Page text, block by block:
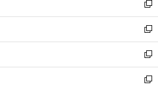
く
で
開
く
ド
ウ
で
開
く
ィ
ン
ド
ウ
で
開
く
い
ウ
ィ
ン
ド
ウ
で
新
し
い
ウ
ィ
ン
ド
新
し
い
ウ
ィ
新
し
い
新